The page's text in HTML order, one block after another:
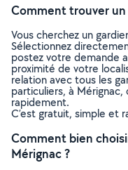
Comment trouver un
Vous cherchez un
Sélectionnez
postez votre demande
proximité de votre
relation avec tous les
particuliers, à
rapidement.
C’est gratuit, simple et
Comment bien
Mérignac ?